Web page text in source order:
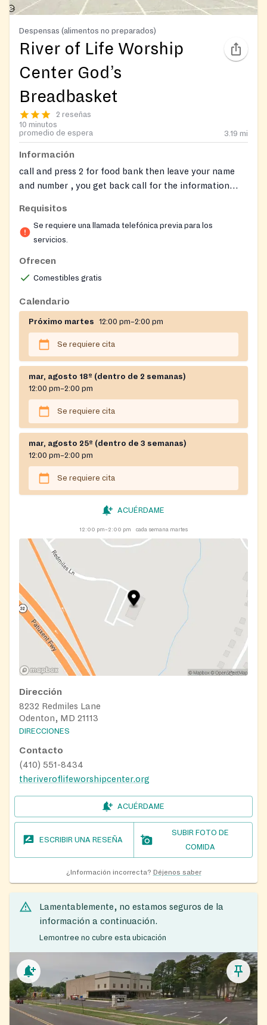
Despensas (alimentos no preparados)
River of Life Worship
Center God’s
Breadbasket
2 reseñas
10 minutos
promedio de espera
3.19 mi
Información
call and press 2 for food bank then leave your name
and number , you get back call for the information
Requisitos
Se requiere una llamada telefónica previa para los
servicios.
Ofrecen
Comestibles gratis
Calendario
Próximo martes 12:00 pm–2:00 pm
Se requiere cita
mar, agosto 18º (dentro de 2 semanas)
12:00 pm–2:00 pm
Se requiere cita
mar, agosto 25º (dentro de 3 semanas)
12:00 pm–2:00 pm
Se requiere cita
ACUÉRDAME
12:00 pm–2:00 pm cada semana martes
Dirección
8232 Redmiles Lane
Odenton, MD 21113
DIRECCIONES
Contacto
(410) 551-8434
theriveroflifeworshipcenter.org
ACUÉRDAME
ESCRIBIR UNA RESEÑA
SUBIR FOTO DE
COMIDA
¿Información incorrecta? Déjenos saber
Lamentablemente, no estamos seguros de la
información a continuación.
Lemontree no cubre esta ubicación